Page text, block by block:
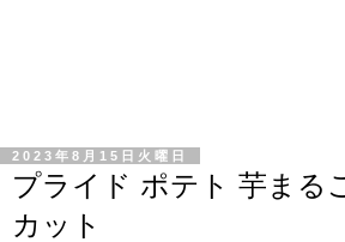
2023年8月15日火曜日
プライド ポテト 芋まる
カット